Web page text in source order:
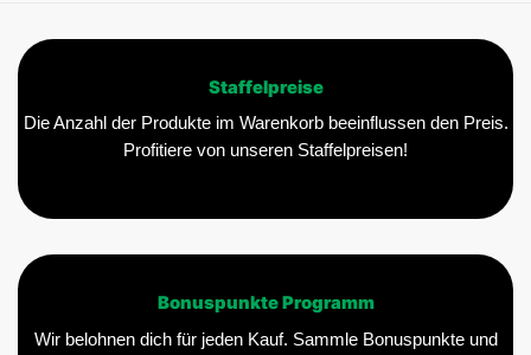
Staffelpreise
Die Anzahl der Produkte im Warenkorb beeinflussen den Preis.
Profitiere von unseren Staffelpreisen!
Bonuspunkte Programm
Wir belohnen dich für jeden Kauf. Sammle Bonuspunkte und